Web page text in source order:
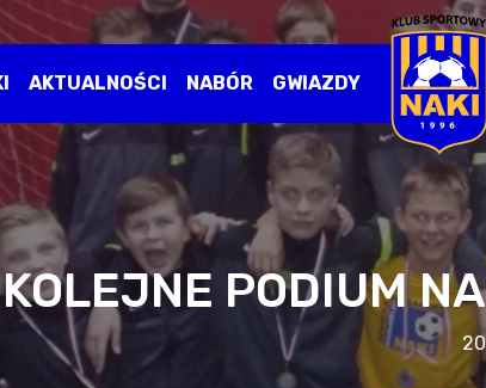
AKTUALNOŚCI NABÓR GWIAZDY
KOLEJNE PODIUM